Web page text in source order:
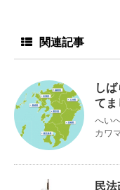
関連記事
し
てま
へい
カワ
民法